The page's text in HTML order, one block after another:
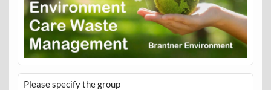
Please specify the group